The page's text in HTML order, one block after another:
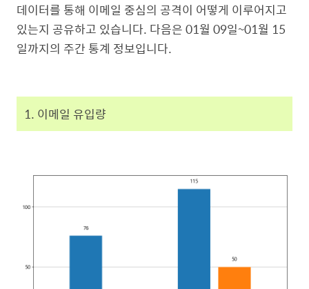
데이터를 통해 이메일 중심의 공격이 어떻게 이루어지고
있는지 공유하고 있습니다. 다음은 01월 09일~01월 15
일까지의 주간 통계 정보입니다.
1. 이메일 유입량